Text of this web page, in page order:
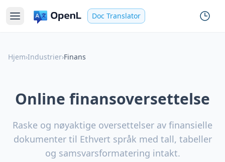
Doc Translator
Hjem›Industrier›Finans
Online finansoversettelse
Raske og nøyaktige oversettelser av finansielle
dokumenter til Ethvert språk med tall, tabeller
og samsvarsformatering intakt.